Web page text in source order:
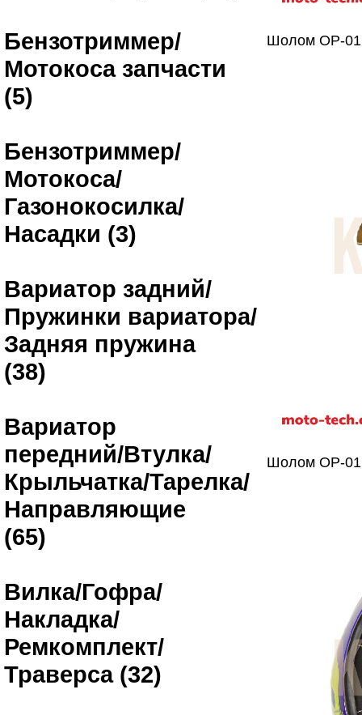
Бензотриммер/
Мотокоса запчасти
(5)
Бензотриммер/
Мотокоса/
Газонокосилка/
Насадки (3)
Вариатор задний/
Пружинки вариатора/
Задняя пружина
(38)
Вариатор
передний/Втулка/
Крыльчатка/Тарелка/
Направляющие
(65)
Вилка/Гофра/
Накладка/
Ремкомплект/
Траверса (32)
Шолом OP-
Шолом OP-